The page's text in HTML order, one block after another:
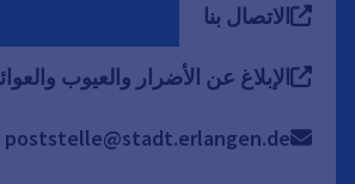
الاتصال بنا
الإبلاغ عن الأضرار والعيوب
poststelle@stadt.erlangen.de